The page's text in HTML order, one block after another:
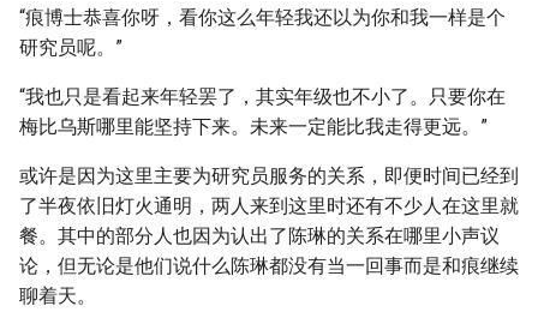
“痕博士恭喜你呀，看你这么年轻我还以为你和我一样是个
研究员呢。”
“我也只是看起来年轻罢了，其实年级也不小了。只要你在
梅比乌斯哪里能坚持下来。未来一定能比我走得更远。”
或许是因为这里主要为研究员服务的关系，即便时间已经到
了半夜依旧灯火通明，两人来到这里时还有不少人在这里就
餐。其中的部分人也因为认出了陈琳的关系在哪里小声议
论，但无论是他们说什么陈琳都没有当一回事而是和痕继续
聊着天。